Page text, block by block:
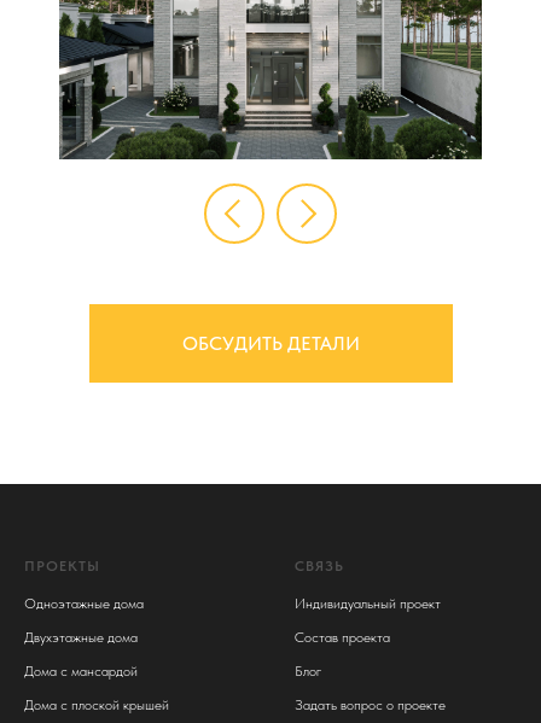
ОБСУДИТЬ ДЕТАЛИ
ПРОЕКТЫ
Одноэтажные дома
Двухэтажные дома
Дома с мансардой
Дома с плоской крышей
СВЯЗЬ
Индивидуальный проект
Состав проекта
Блог
Задать вопрос о проекте